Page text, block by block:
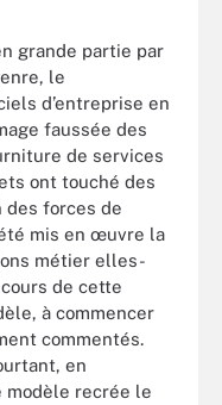
grande partie par
le
d’entreprise en
faussée des
de services
ont touché des
forces de
mis en œuvre la
métier elles-
de cette
à commencer
commentés.
en
modèle recrée le